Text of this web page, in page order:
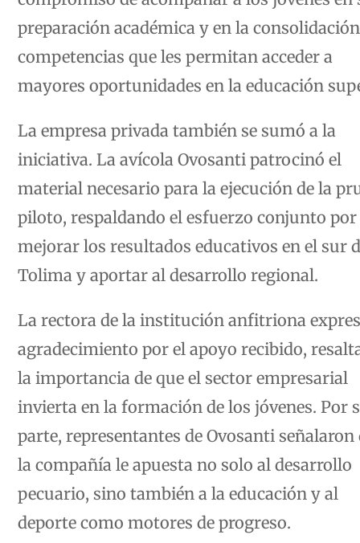
preparación académica y en la
competencias que les permitan acceder a
mayores oportunidades en la educación
La empresa privada también se sumó a la
iniciativa. La avícola Ovosanti patrocinó el
material necesario para la ejecución de la
piloto, respaldando el esfuerzo conjunto por
mejorar los resultados educativos en el sur
Tolima y aportar al desarrollo regional.
La rectora de la institución anfitriona
agradecimiento por el apoyo recibido,
la importancia de que el sector empresarial
invierta en la formación de los jóvenes. Por
parte, representantes de Ovosanti señalaron
la compañía le apuesta no solo al desarrollo
pecuario, sino también a la educación y al
deporte como motores de progreso.